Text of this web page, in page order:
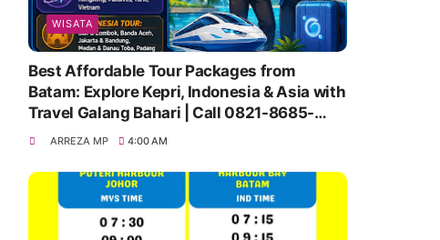
WISATA
Best Affordable Tour Packages from
Batam: Explore Kepri, Indonesia & Asia with
Travel Galang Bahari | Call 0821-8685-
2221ARREZA MP 4:00 AM